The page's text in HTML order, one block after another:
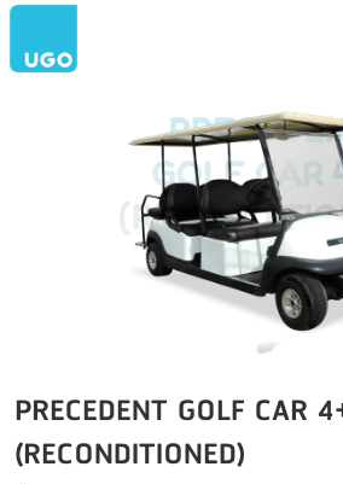
GOLF CAR
PRECEDENT GOLF CAR
(RECONDITIONED)